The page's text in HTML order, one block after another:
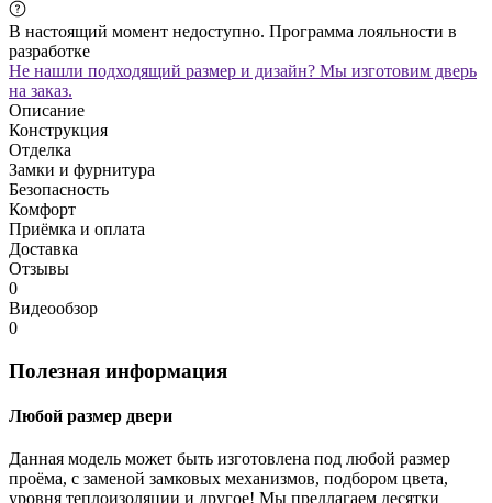
В настоящий момент недоступно. Программа лояльности в
разработке
Не нашли подходящий размер и дизайн? Мы изготовим дверь
на заказ.
Описание
Конструкция
Отделка
Замки и фурнитура
Безопасность
Комфорт
Приёмка и оплата
Доставка
Отзывы
0
Видеообзор
0
Полезная информация
Любой размер двери
Данная модель может быть изготовлена под любой размер
проёма, с заменой замковых механизмов, подбором цвета,
уровня теплоизоляции и другое! Мы предлагаем десятки